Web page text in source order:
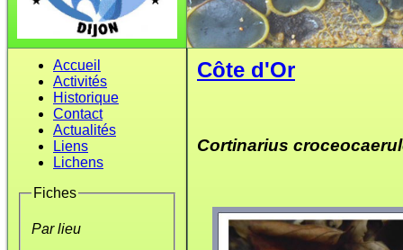
Accueil
Activités
Historique
Contact
Actualités
Liens
Lichens
Fiches
Par lieu
Côte d'Or
Cortinarius